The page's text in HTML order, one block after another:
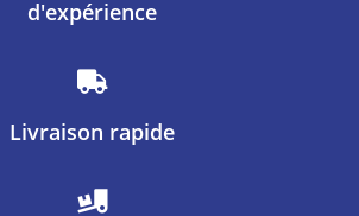
d'expérience

Livraison rapide
